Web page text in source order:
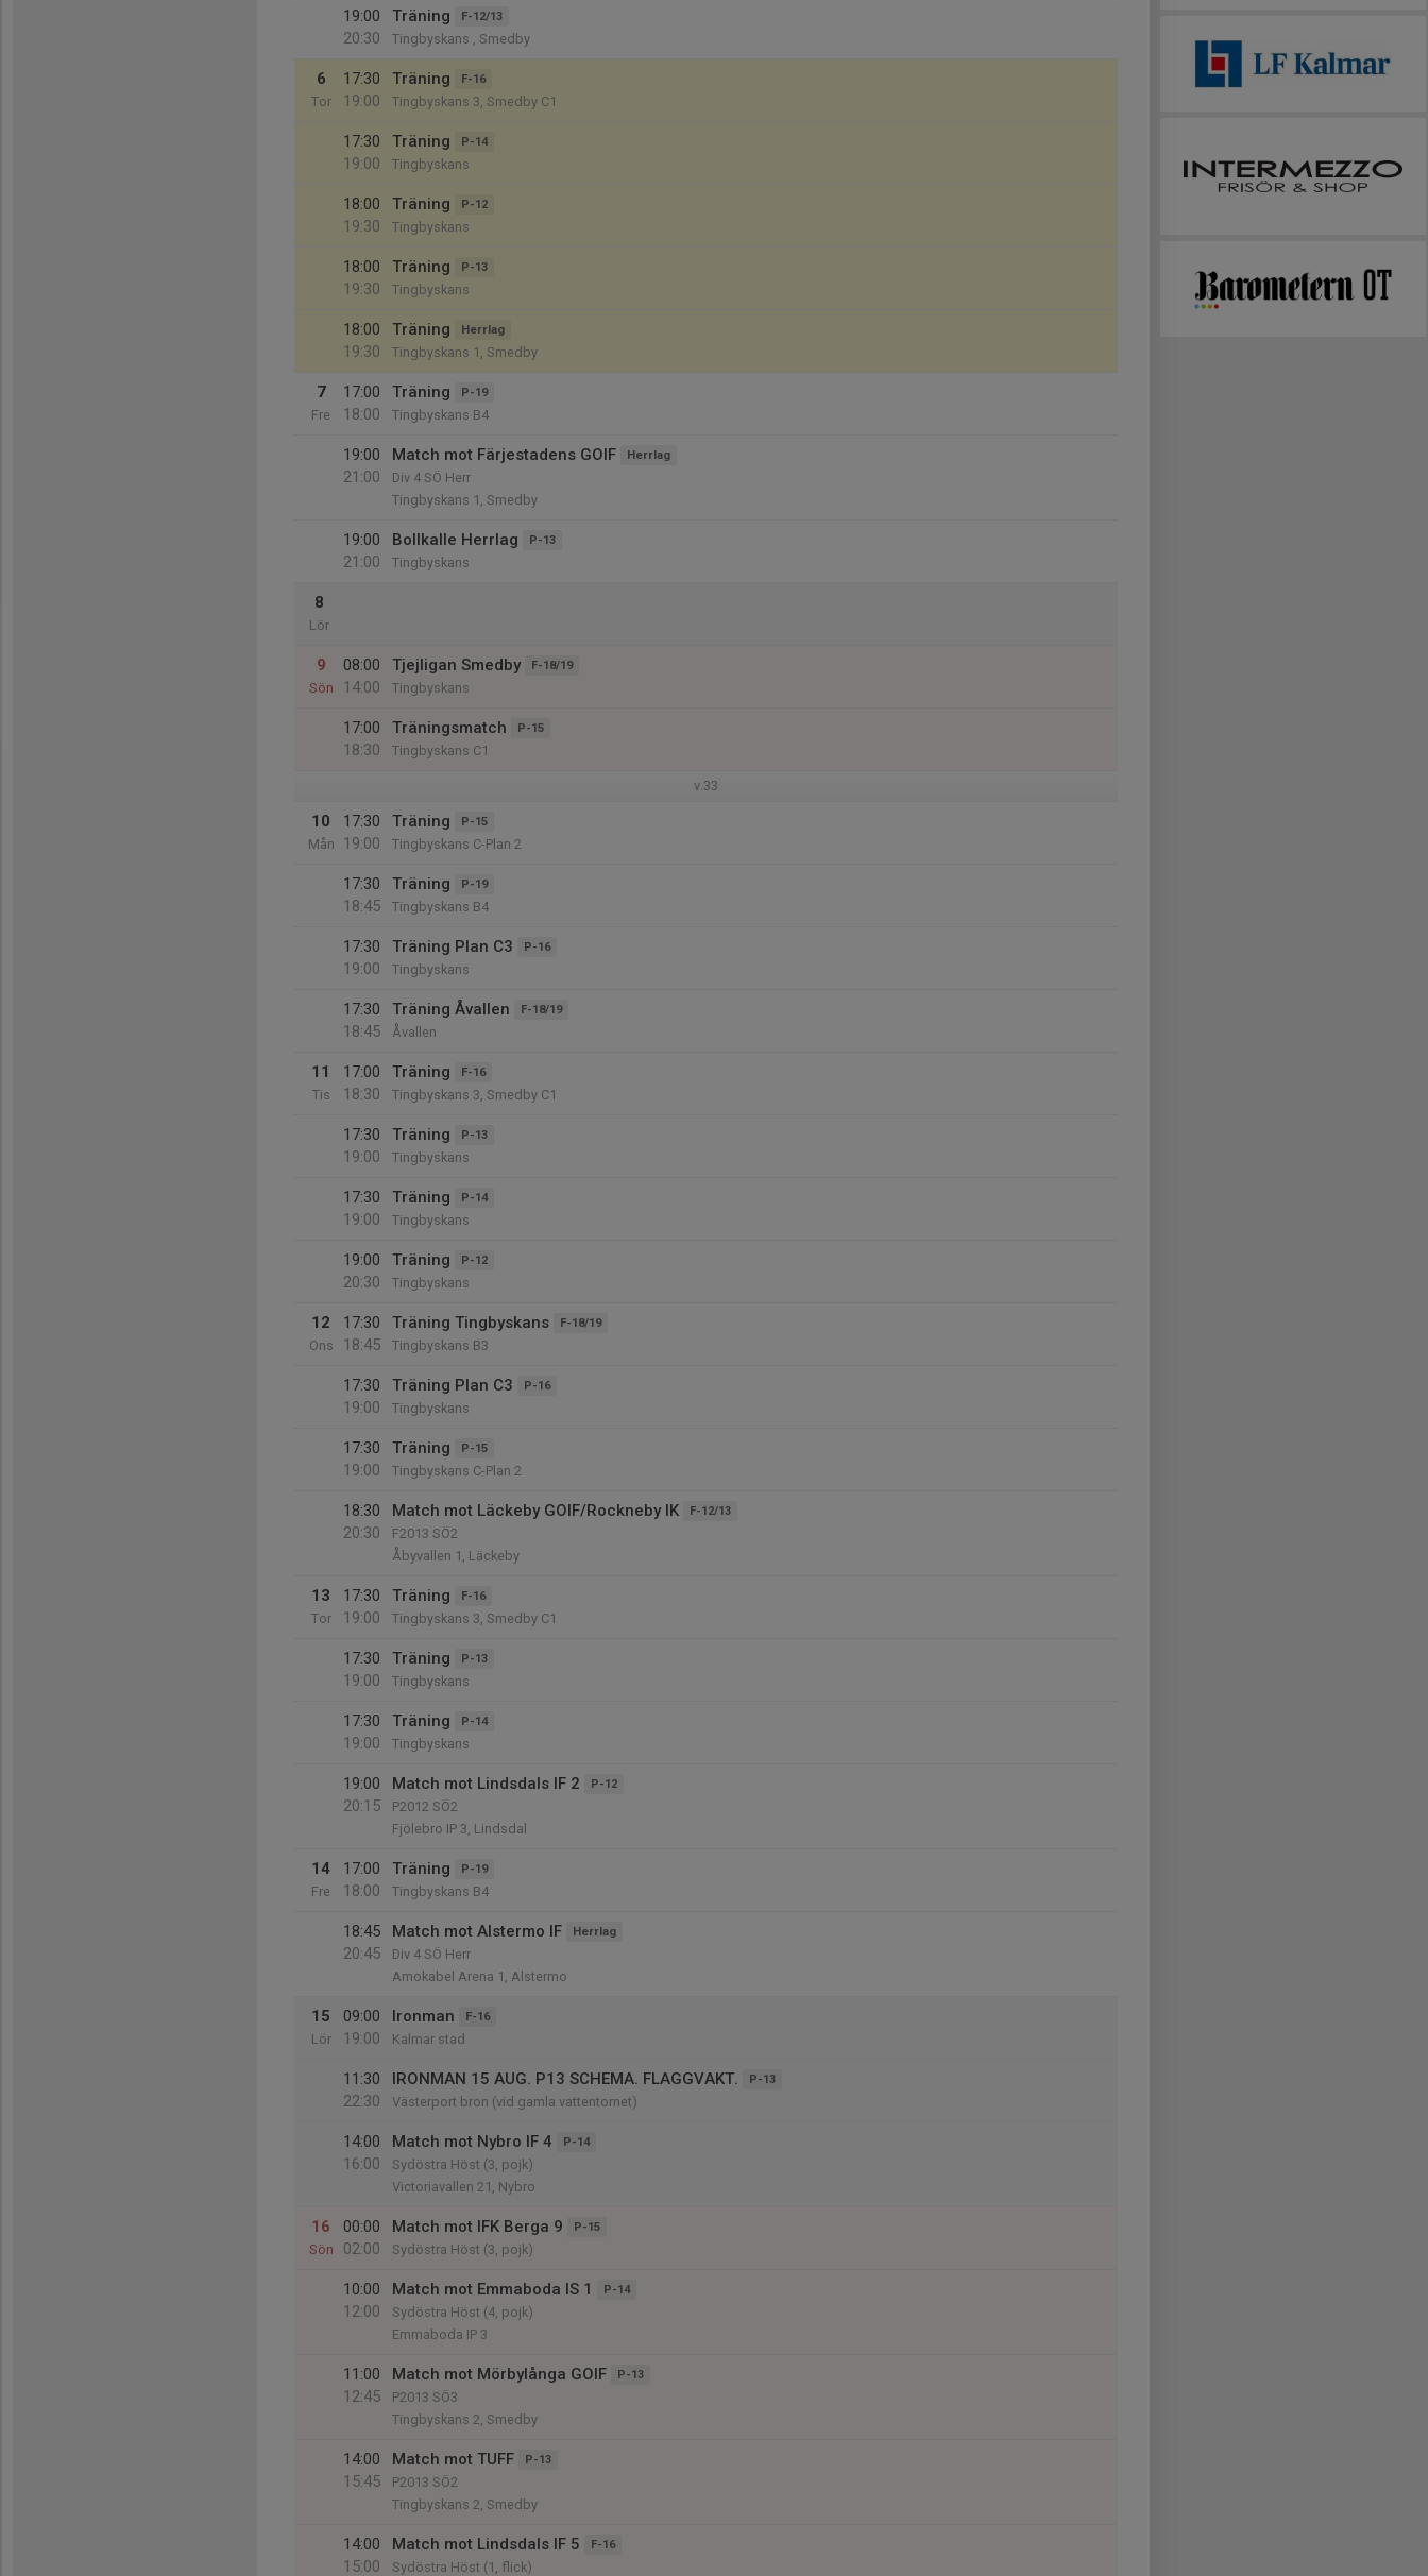
19:00
20:30
Träning F-12/13
Tingbyskans , Smedby
6
Tor
17:30
19:00
Träning F-16
Tingbyskans 3, Smedby C1
17:30
19:00
Träning P-14
Tingbyskans
18:00
19:30
Träning P-12
Tingbyskans
18:00
19:30
Träning P-13
Tingbyskans
18:00
19:30
Träning Herrlag
Tingbyskans 1, Smedby
7
Fre
17:00
18:00
Träning P-19
Tingbyskans B4
19:00
21:00
Match mot Färjestadens GOIF Herrlag
Div 4 SÖ Herr
Tingbyskans 1, Smedby
19:00
21:00
Bollkalle Herrlag P-13
Tingbyskans
8
Lör
9
Sön
08:00
14:00
Tjejligan Smedby F-18/19
Tingbyskans
17:00
18:30
Träningsmatch P-15
Tingbyskans C1
v.33
10
Mån
17:30
19:00
Träning P-15
Tingbyskans C-Plan 2
17:30
18:45
Träning P-19
Tingbyskans B4
17:30
19:00
Träning Plan C3 P-16
Tingbyskans
17:30
18:45
Träning Åvallen F-18/19
Åvallen
11
Tis
17:00
18:30
Träning F-16
Tingbyskans 3, Smedby C1
17:30
19:00
Träning P-13
Tingbyskans
17:30
19:00
Träning P-14
Tingbyskans
19:00
20:30
Träning P-12
Tingbyskans
12
Ons
17:30
18:45
Träning Tingbyskans F-18/19
Tingbyskans B3
17:30
19:00
Träning Plan C3 P-16
Tingbyskans
17:30
19:00
Träning P-15
Tingbyskans C-Plan 2
18:30
20:30
Match mot Läckeby GOIF/Rockneby IK F-12/13
F2013 SÖ2
Åbyvallen 1, Läckeby
13
Tor
17:30
19:00
Träning F-16
Tingbyskans 3, Smedby C1
17:30
19:00
Träning P-13
Tingbyskans
17:30
19:00
Träning P-14
Tingbyskans
19:00
20:15
Match mot Lindsdals IF 2 P-12
P2012 SÖ2
Fjölebro IP 3, Lindsdal
14
Fre
17:00
18:00
Träning P-19
Tingbyskans B4
18:45
20:45
Match mot Alstermo IF Herrlag
Div 4 SÖ Herr
Amokabel Arena 1, Alstermo
15
Lör
09:00
19:00
Ironman F-16
Kalmar stad
11:30
22:30
IRONMAN 15 AUG. P13 SCHEMA. FLAGGVAKT. P-13
Västerport bron (vid gamla vattentornet)
14:00
16:00
Match mot Nybro IF 4 P-14
Sydöstra Höst (3, pojk)
Victoriavallen 21, Nybro
16
Sön
00:00
02:00
Match mot IFK Berga 9 P-15
Sydöstra Höst (3, pojk)
10:00
12:00
Match mot Emmaboda IS 1 P-14
Sydöstra Höst (4, pojk)
Emmaboda IP 3
11:00
12:45
Match mot Mörbylånga GOIF P-13
P2013 SÖ3
Tingbyskans 2, Smedby
14:00
15:45
Match mot TUFF P-13
P2013 SÖ2
Tingbyskans 2, Smedby
14:00
15:00
Match mot Lindsdals IF 5 F-16
Sydöstra Höst (1, flick)